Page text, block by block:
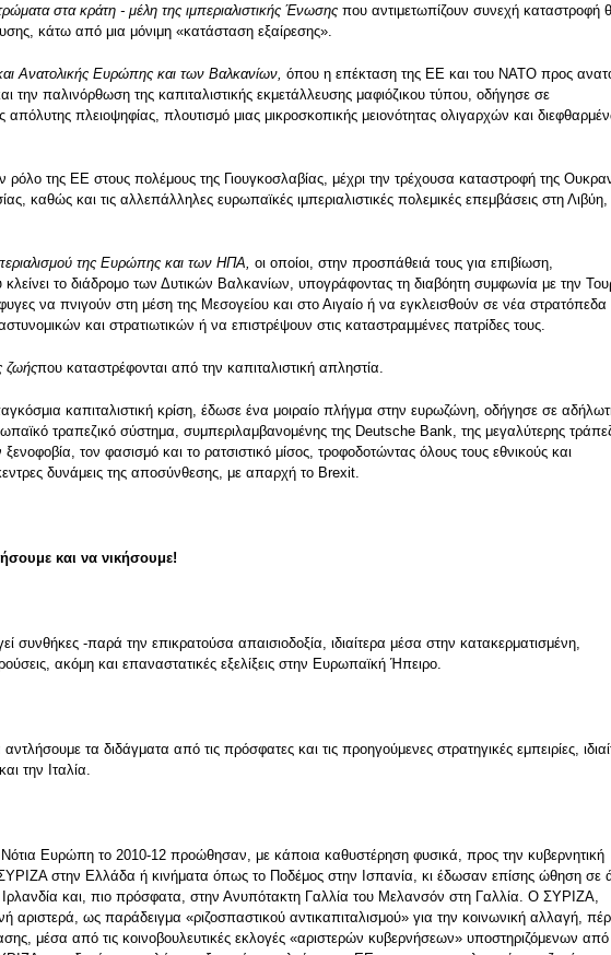
στα κράτη - μέλη της ιμπεριαλιστικής Ένωσης που αντιμετωπίζουν συνεχή καταστροφή
κάτω από μια μόνιμη «κατάσταση εξαίρεσης».
Ανατολικής Ευρώπης και των Βαλκανίων, όπου η επέκταση της ΕΕ και του ΝΑΤΟ προς
την παλινόρθωση της καπιταλιστικής εκμετάλλευσης μαφιόζικου τύπου, οδήγησε σε
πλειοψηφίας, πλουτισμό μιας μικροσκοπικής μειονότητας ολιγαρχών και
της ΕΕ στους πολέμους της Γιουγκοσλαβίας, μέχρι την τρέχουσα καταστροφή της
καθώς και τις αλλεπάλληλες ευρωπαϊκές ιμπεριαλιστικές πολεμικές επεμβάσεις στη Λιβύη,
της Ευρώπης και των ΗΠΑ, οι οποίοι, στην προσπάθειά τους για επιβίωση,
το διάδρομο των Δυτικών Βαλκανίων, υπογράφοντας τη διαβόητη συμφωνία με την
να πνιγούν στη μέση της Μεσογείου και στο Αιγαίο ή να εγκλεισθούν σε νέα στρατόπεδα
και στρατιωτικών ή να επιστρέψουν στις καταστραμμένες πατρίδες τους.
ζωήςπου καταστρέφονται από την καπιταλιστική απληστία.
καπιταλιστική κρίση, έδωσε ένα μοιραίο πλήγμα στην ευρωζώνη, οδήγησε σε
τραπεζικό σύστημα, συμπεριλαμβανομένης της Deutsche Bank, της μεγαλύτερης
τον φασισμό και το ρατσιστικό μίσος, τροφοδοτώντας όλους τους εθνικούς και
δυνάμεις της αποσύνθεσης, με απαρχή το Brexit.
και να νικήσουμε!
συνθήκες -παρά την επικρατούσα απαισιοδοξία, ιδιαίτερα μέσα στην κατακερματισμένη,
ακόμη και επαναστατικές εξελίξεις στην Ευρωπαϊκή Ήπειρο.
τα διδάγματα από τις πρόσφατες και τις προηγούμενες στρατηγικές εμπειρίες,
την Ιταλία.
Νότια Ευρώπη το 2010-12 προώθησαν, με κάποια καθυστέρηση φυσικά, προς την κυβερνητική
ΣYPIZA στην Ελλάδα ή κινήματα όπως το Ποδέμος στην Ισπανία, κι έδωσαν επίσης ώθηση σε
και, πιο πρόσφατα, στην Ανυπότακτη Γαλλία του Μελανσόν στη Γαλλία. Ο ΣYPIZA,
αριστερά, ως παράδειγμα «ριζοσπαστικού αντικαπιταλισμού» για την κοινωνική αλλαγή,
μέσα από τις κοινοβουλευτικές εκλογές «αριστερών κυβερνήσεων» υποστηριζόμενων από